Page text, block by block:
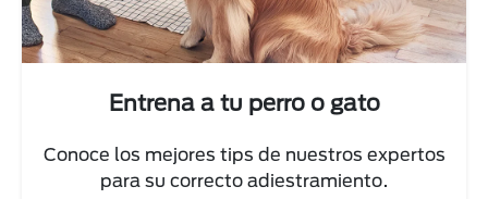
Entrena a tu perro o gato
Conoce los mejores tips de nuestros expertos
para su correcto adiestramiento.